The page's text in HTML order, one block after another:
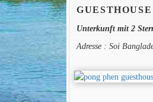
Unterkunft mit 2
Adresse : Soi